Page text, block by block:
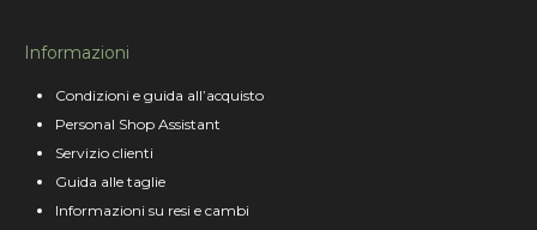
Informazioni
Condizioni e guida all’acquisto
Personal Shop Assistant
Servizio clienti
Guida alle taglie
Informazioni su resi e cambi